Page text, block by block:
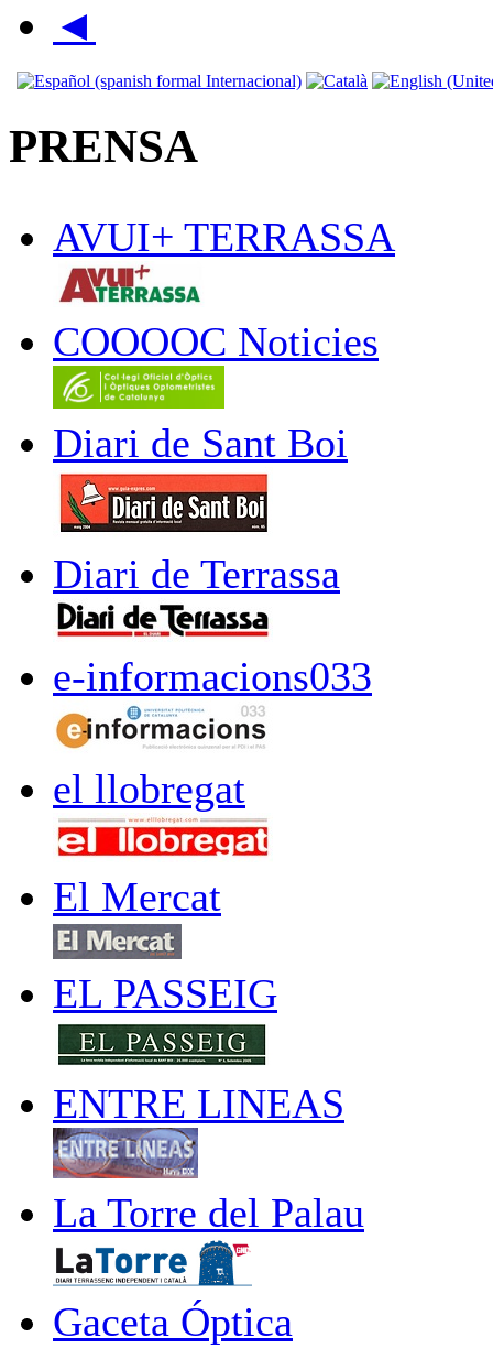
◄
PRENSA
AVUI+ TERRASSA
COOOOC Noticies
Diari de Sant Boi
Diari de Terrassa
e-informacions033
el llobregat
El Mercat
EL PASSEIG
ENTRE LINEAS
La Torre del Palau
Gaceta Óptica